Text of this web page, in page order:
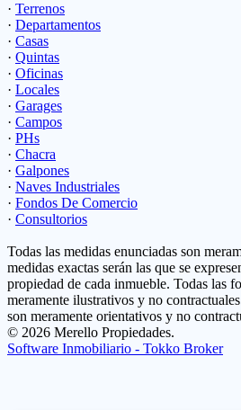
· Terrenos
· Departamentos
· Casas
· Quintas
· Oficinas
· Locales
· Garages
· Campos
· PHs
· Chacra
· Galpones
· Naves Industriales
· Fondos De Comercio
· Consultorios
Todas las medidas enunciadas son
medidas exactas serán las que se
propiedad de cada inmueble. Todas las
meramente ilustrativos y no
son meramente orientativos y no
© 2026 Merello Propiedades.
Software Inmobiliario - Tokko Broker